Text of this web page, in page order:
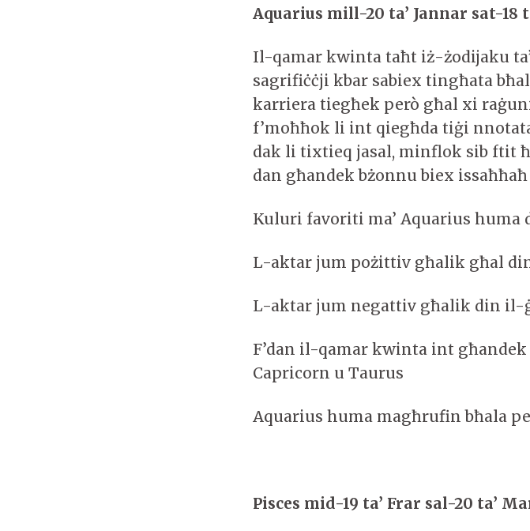
Aquarius mill-20 ta’ Jannar sat-18
Il-qamar kwinta taħt iż-żodijaku
sagrifiċċji kbar sabiex tingħata
karriera tiegħek però għal xi
f’moħħok li int qiegħda tiġi
dak li tixtieq jasal, minflok sib ftit
dan għandek bżonnu biex
Kuluri favoriti ma’ Aquarius huma
L-aktar jum pożittiv għalik għal
L-aktar jum negattiv għalik din il-
F’dan il-qamar kwinta int
Capricorn u Taurus
Aquarius huma magħrufin bħala
Pisces mid-19 ta’ Frar sal-20 ta’